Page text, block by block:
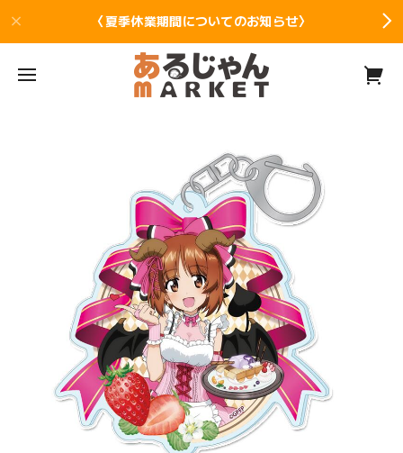
〈夏季休業期間についてのお知らせ〉